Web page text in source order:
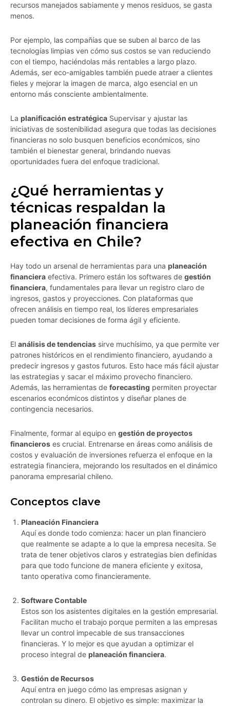
recursos manejados sabiamente y menos residuos, se gasta
menos.
Por ejemplo, las compañías que se suben al barco de las
tecnologías limpias ven cómo sus costos se van reduciendo
con el tiempo, haciéndolas más rentables a largo plazo.
Además, ser eco-amigables también puede atraer a clientes
fieles y mejorar la imagen de marca, algo esencial en un
entorno más consciente ambientalmente.
La planificación estratégica Supervisar y ajustar las
iniciativas de sostenibilidad asegura que todas las decisiones
financieras no solo busquen beneficios económicos, sino
también el bienestar general, brindando nuevas
oportunidades fuera del enfoque tradicional.
¿Qué herramientas y
técnicas respaldan la
planeación financiera
efectiva en Chile?
Hay todo un arsenal de herramientas para una planeación
financiera efectiva. Primero están los softwares de gestión
financiera, fundamentales para llevar un registro claro de
ingresos, gastos y proyecciones. Con plataformas que
ofrecen análisis en tiempo real, los líderes empresariales
pueden tomar decisiones de forma ágil y eficiente.
El análisis de tendencias sirve muchísimo, ya que permite ver
patrones históricos en el rendimiento financiero, ayudando a
predecir ingresos y gastos futuros. Esto hace más fácil ajustar
las estrategias y sacar el máximo provecho financiero.
Además, las herramientas de forecasting permiten proyectar
escenarios económicos distintos y diseñar planes de
contingencia necesarios.
Finalmente, formar al equipo en gestión de proyectos
financieros es crucial. Entrenarse en áreas como análisis de
costos y evaluación de inversiones refuerza el enfoque en la
estrategia financiera, mejorando los resultados en el dinámico
panorama empresarial chileno.
Conceptos clave
Planeación Financiera
Aquí es donde todo comienza: hacer un plan financiero
que realmente se adapte a lo que la empresa necesita. Se
trata de tener objetivos claros y estrategias bien definidas
para que todo funcione de manera eficiente y exitosa,
tanto operativa como financieramente.
Software Contable
Estos son los asistentes digitales en la gestión empresarial.
Facilitan mucho el trabajo porque permiten a las empresas
llevar un control impecable de sus transacciones
financieras. Y lo mejor es que ayudan a optimizar el
proceso integral de planeación financiera.
Gestión de Recursos
Aquí entra en juego cómo las empresas asignan y
controlan su dinero. El objetivo es simple: maximizar la